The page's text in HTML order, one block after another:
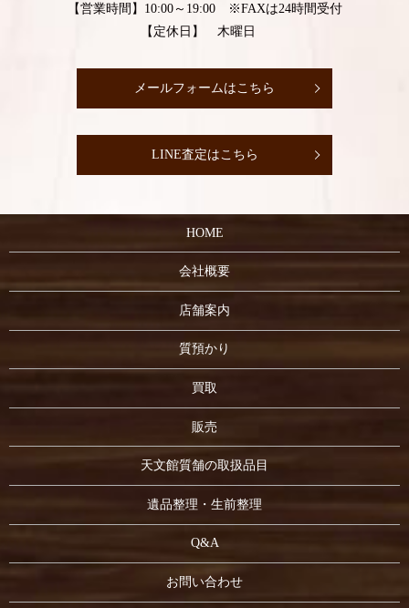
【営業時間】10:00～19:00 ※FAXは24時間受付
【定休日】 木曜日
メールフォームはこちら
LINE査定はこちら
HOME
会社概要
店舗案内
質預かり
買取
販売
天文館質舗の取扱品目
遺品整理・生前整理
Q&A
お問い合わせ